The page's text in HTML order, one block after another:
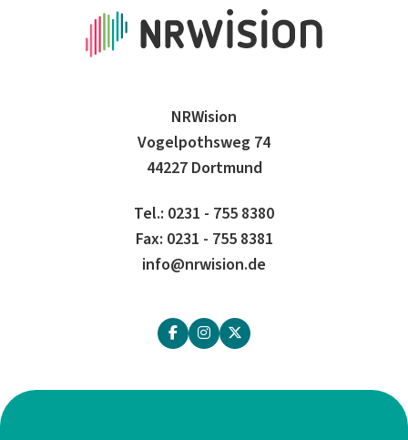
NRWision
Vogelpothsweg 74
44227 Dortmund
Tel.: 0231 - 755 8380
Fax: 0231 - 755 8381
info@nrwision.de